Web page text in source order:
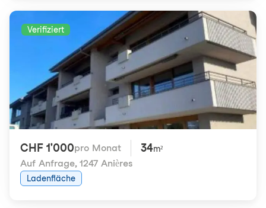
Verifiziert
CHF 1'000pro Monat 34m²
Auf Anfrage, 1247 Anières
Ladenfläche